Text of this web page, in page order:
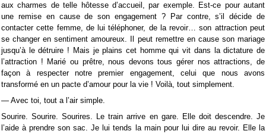
aux charmes de telle hôtesse d’accueil, par exemple. Est-ce pour autant
une remise en cause de son engagement ? Par contre, s’il décide de
contacter cette femme, de lui téléphoner, de la revoir… son attraction peut
se changer en sentiment amoureux. Il peut remettre en cause son mariage
jusqu’à le détruire ! Mais je plains cet homme qui vit dans la dictature de
l’attraction ! Marié ou prêtre, nous devons tous gérer nos attractions, de
façon à respecter notre premier engagement, celui que nous avons
transformé en un pacte d’amour pour la vie ! Voilà, tout simplement.
— Avec toi, tout a l’air simple.
Sourire. Sourire. Sourires. Le train arrive en gare. Elle doit descendre. Je
l’aide à prendre son sac. Je lui tends la main pour lui dire au revoir. Elle la